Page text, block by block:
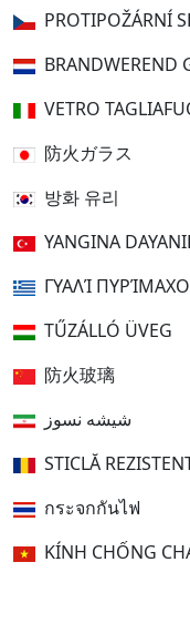
PROTIPOŽÁRNÍ
BRANDWEREND
VETRO
防火ガラス
방화 유리
YANGINA
ΓΥΑΛΊ ΠΥΡΊΜΑΧΟ
TŰZÁLLÓ ÜVEG
防火玻璃
شیشه نسوز
STICLĂ
กระจกกันไฟ
KÍNH CHỐNG